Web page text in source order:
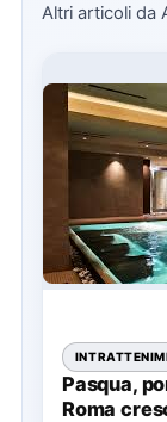
Altri articoli da
Pasqua,
Roma